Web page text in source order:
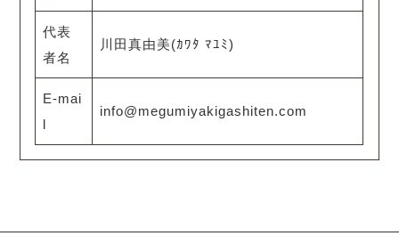
代表
者名
川田真由美(ｶﾜﾀ ﾏﾕﾐ)
E-mai
info@megumiyakigashiten.com